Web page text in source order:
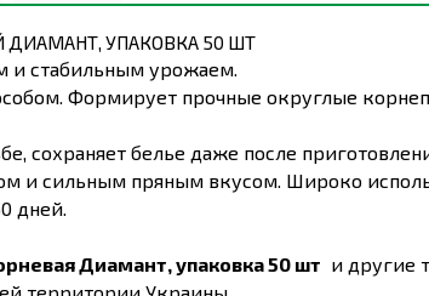
УПАКОВКА 50 ШТ
и стабильным урожаем.
Формирует прочные округлые
сохраняет белье даже после
и сильным пряным вкусом. Широко
дней.
Диамант, упаковка 50 шт и другие
территории Украины.